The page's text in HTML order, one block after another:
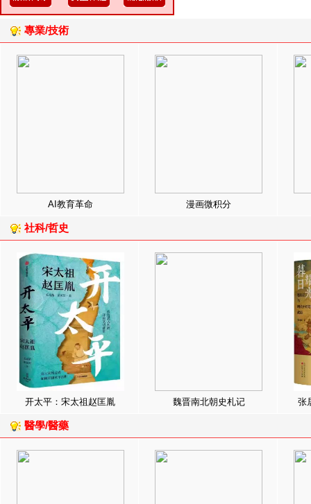
專業/技術
AI教育革命 漫画微积分
社科/哲史
开太平：宋太祖赵匡胤 魏晋南北朝史札记 张
醫學/醫藥